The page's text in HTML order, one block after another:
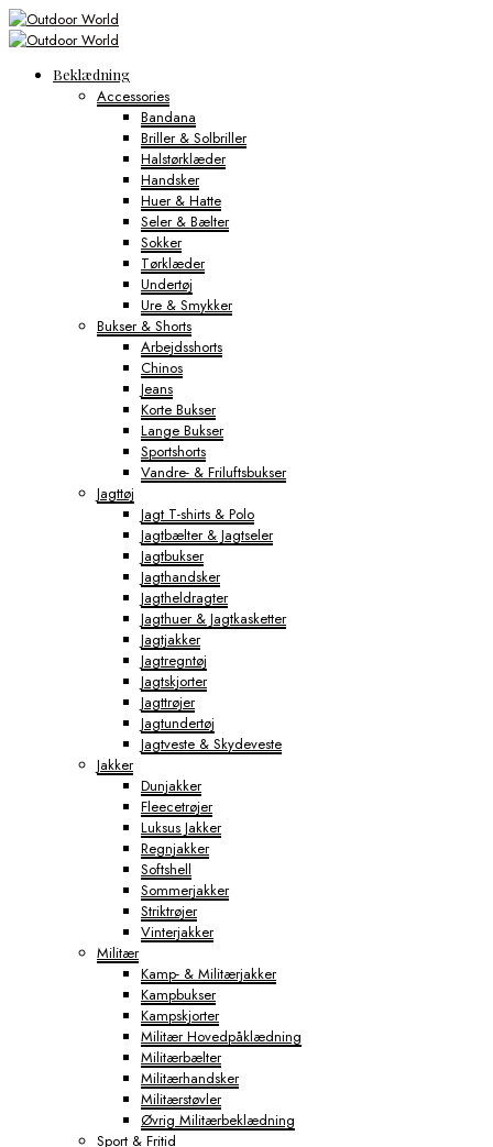
Beklædning
Accessories
Bandana
Briller & Solbriller
Halstørklæder
Handsker
Huer & Hatte
Seler & Bælter
Sokker
Tørklæder
Undertøj
Ure & Smykker
Bukser & Shorts
Arbejdsshorts
Chinos
Jeans
Korte Bukser
Lange Bukser
Sportshorts
Vandre- & Friluftsbukser
Jagttøj
Jagt T-shirts & Polo
Jagtbælter & Jagtseler
Jagtbukser
Jagthandsker
Jagtheldragter
Jagthuer & Jagtkasketter
Jagtjakker
Jagtregntøj
Jagtskjorter
Jagttrøjer
Jagtundertøj
Jagtveste & Skydeveste
Jakker
Dunjakker
Fleecetrøjer
Luksus Jakker
Regnjakker
Softshell
Sommerjakker
Striktrøjer
Vinterjakker
Militær
Kamp- & Militærjakker
Kampbukser
Kampskjorter
Militær Hovedpåklædning
Militærbælter
Militærhandsker
Militærstøvler
Øvrig Militærbeklædning
Sport & Fritid